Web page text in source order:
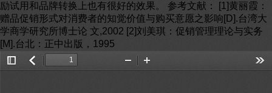
励试用和品牌转换上也有很好的效果。 参考文献： [1]黄丽霞：
赠品促销形式对消费者的知觉价值与购买意愿之影响[D].台湾大
学商学研究所博士论 文,2002 [2]刘美琪：促销管理理论与实务
[M].台北：正中出版，1995
Toggle返
Zoom